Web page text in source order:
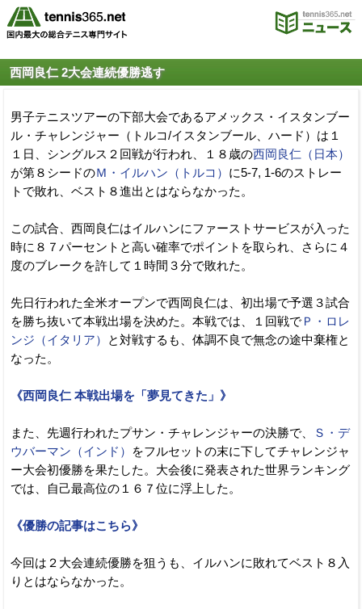
西岡良仁 2大会連続優勝逃す
男子テニスツアーの下部大会であるアメックス・イスタンブー
ル・チャレンジャー（トルコ/イスタンブール、ハード）は１
１日、シングルス２回戦が行われ、１８歳の西岡良仁（日本）
が第８シードのＭ・イルハン（トルコ） に5-7, 1-6のストレー
トで敗れ、ベスト８進出とはならなかった。
この試合、西岡良仁はイルハンにファーストサービスが入った
時に８７パーセントと高い確率でポイントを取られ、さらに４
度のブレークを許して１時間３分で敗れた。
先日行われた全米オープンで西岡良仁は、初出場で予選３試合
を勝ち抜いて本戦出場を決めた。本戦では、１回戦で Ｐ・ロレ
ンジ（イタリア）
と対戦するも、体調不良で無念の途中棄権と
なった。
《西岡良仁 本戦出場を「夢見てきた」》
また、先週行われたプサン・チャレンジャーの決勝で、
Ｓ・デ
ウバーマン（インド）
をフルセットの末に下してチャレンジャ
ー大会初優勝を果たした。大会後に発表された世界ランキング
では、自己最高位の１６７位に浮上した。
《優勝の記事はこちら》
今回は２大会連続優勝を狙うも、イルハンに敗れてベスト８入
りとはならなかった。